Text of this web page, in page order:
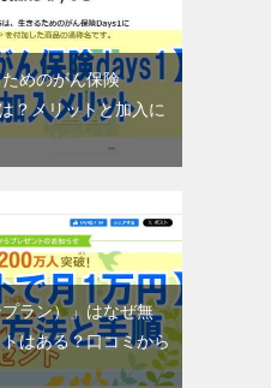
めのがん保険
？メリットと加入に
ラン）」はなぜ無
はある？口コミから